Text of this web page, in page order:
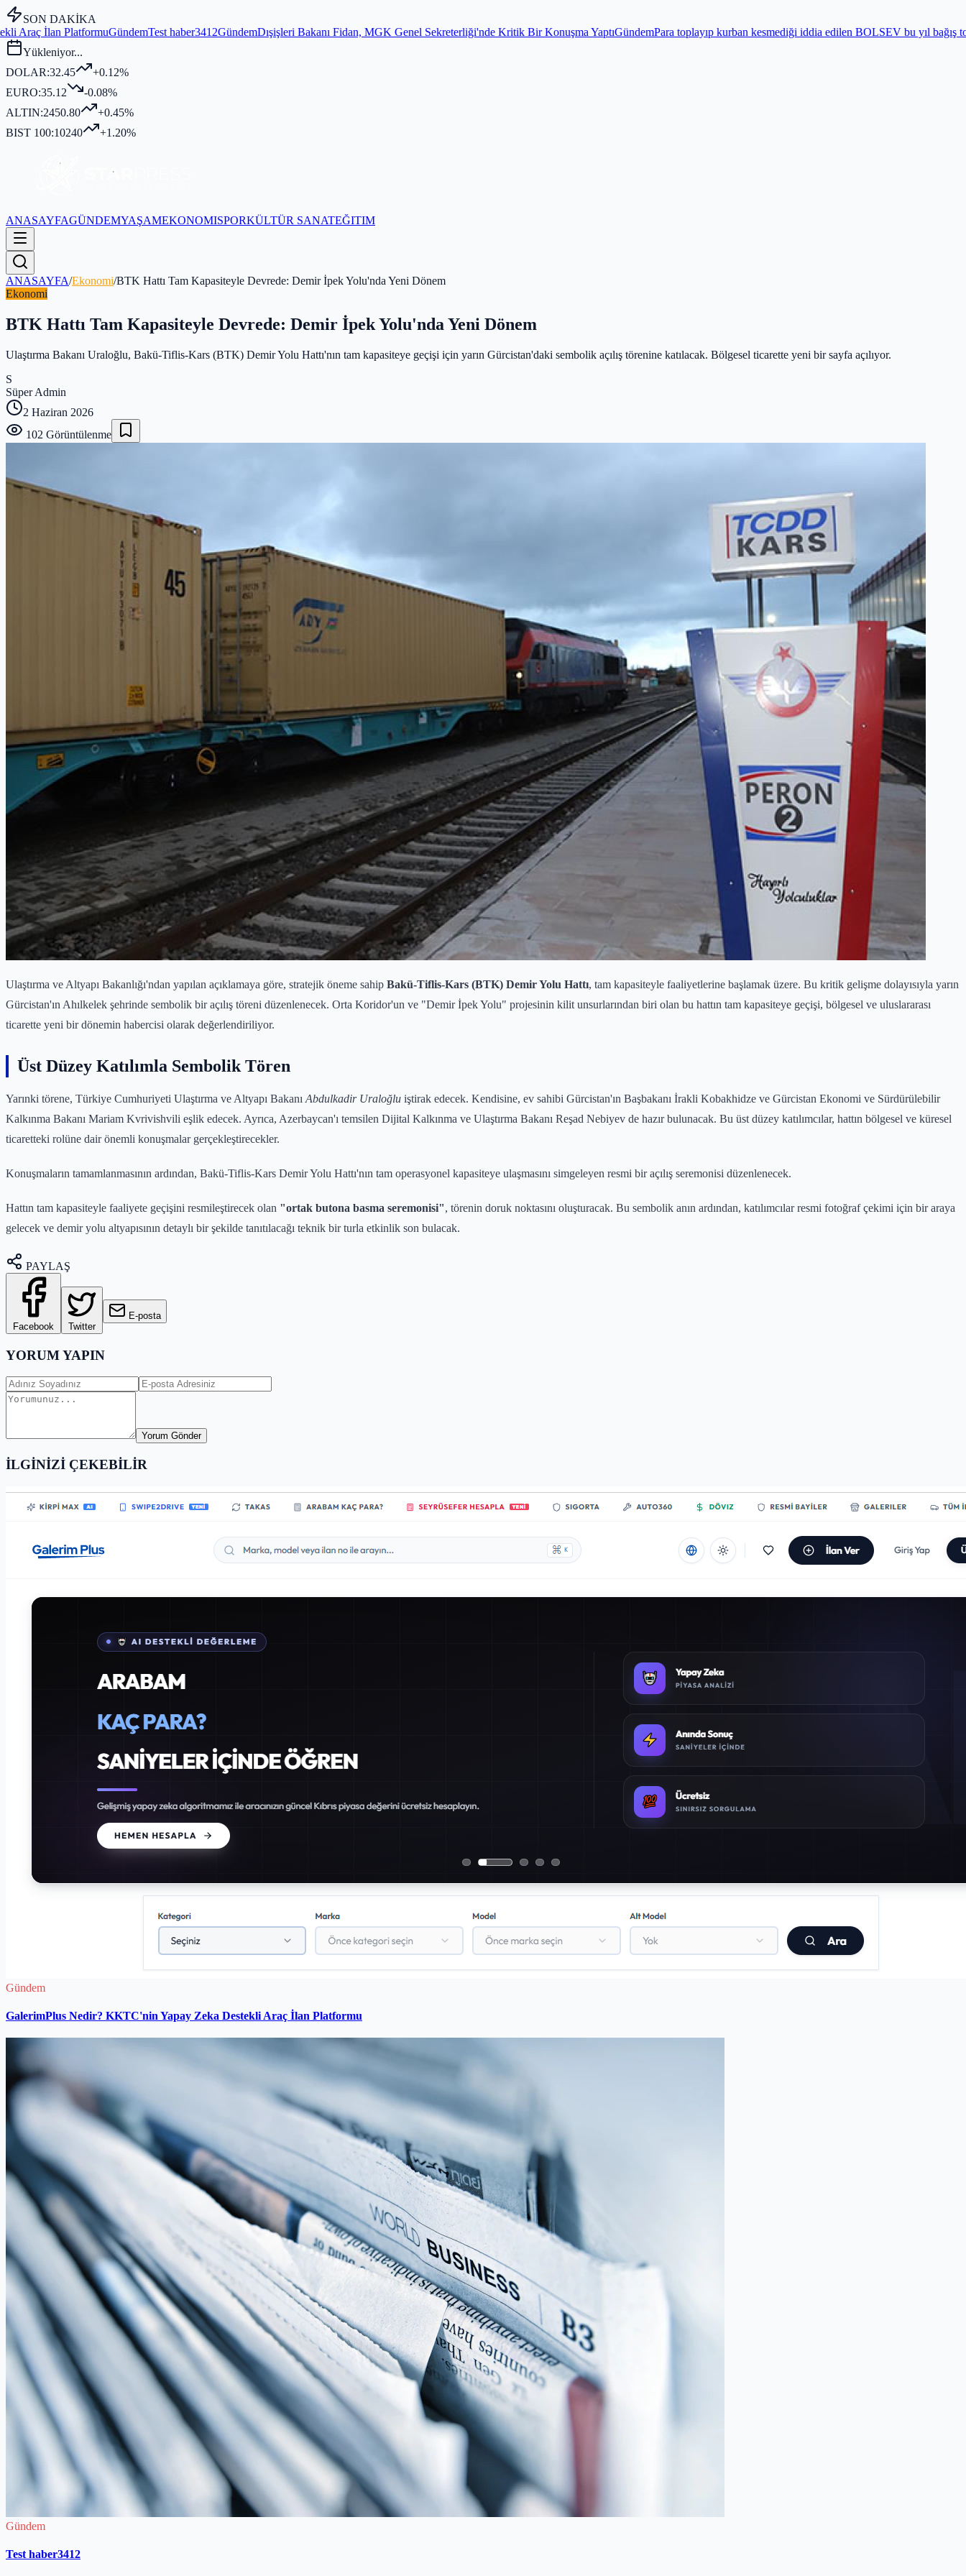
SON DAKİKA
GündemTest haber3412GündemDışişleri Bakanı Fidan, MGK Genel Sekreterliği'nde Kritik Bir Konuşma YaptıGündemPara toplayıp kurban kesmediği iddia edilen BOLSEV bu yıl bağış toplamadıGündem
Yükleniyor...
DOLAR:32.45
+0.12%
EURO:35.12
-0.08%
ALTIN:2450.80
+0.45%
BIST 100:10240 +1.20%
ANASAYFAGÜNDEMYAŞAMEKONOMISPORKÜLTÜR SANATEĞITIM
ANASAYFA/Ekonomi/BTK Hattı Tam Kapasiteyle Devrede: Demir İpek Yolu'nda Yeni Dönem
Ekonomi
BTK Hattı Tam Kapasiteyle Devrede: Demir İpek Yolu'nda Yeni Dönem
Ulaştırma Bakanı Uraloğlu, Bakü-Tiflis-Kars (BTK) Demir Yolu Hattı'nın tam kapasiteye geçişi için yarın Gürcistan'daki sembolik açılış törenine katılacak. Bölgesel ticarette yeni bir sayfa açılıyor.
S
Süper Admin
2 Haziran 2026
102 Görüntülenme
Ulaştırma ve Altyapı Bakanlığı'ndan yapılan açıklamaya göre, stratejik öneme sahip Bakü-Tiflis-Kars (BTK) Demir Yolu Hattı, tam kapasiteyle faaliyetlerine başlamak üzere. Bu kritik gelişme dolayısıyla yarın
Gürcistan'ın Ahılkelek şehrinde sembolik bir açılış töreni düzenlenecek. Orta Koridor'un ve "Demir İpek Yolu" projesinin kilit unsurlarından biri olan bu hattın tam kapasiteye geçişi, bölgesel ve uluslararası
ticarette yeni bir dönemin habercisi olarak değerlendiriliyor.
Üst Düzey Katılımla Sembolik Tören
Yarınki törene, Türkiye Cumhuriyeti Ulaştırma ve Altyapı Bakanı Abdulkadir Uraloğlu iştirak edecek. Kendisine, ev sahibi Gürcistan'ın Başbakanı İrakli Kobakhidze ve Gürcistan Ekonomi ve Sürdürülebilir
Kalkınma Bakanı Mariam Kvrivishvili eşlik edecek. Ayrıca, Azerbaycan'ı temsilen Dijital Kalkınma ve Ulaştırma Bakanı Reşad Nebiyev de hazır bulunacak. Bu üst düzey katılımcılar, hattın bölgesel ve küresel
ticaretteki rolüne dair önemli konuşmalar gerçekleştirecekler.
Konuşmaların tamamlanmasının ardından, Bakü-Tiflis-Kars Demir Yolu Hattı'nın tam operasyonel kapasiteye ulaşmasını simgeleyen resmi bir açılış seremonisi düzenlenecek.
Hattın tam kapasiteyle faaliyete geçişini resmileştirecek olan "ortak butona basma seremonisi", törenin doruk noktasını oluşturacak. Bu sembolik anın ardından, katılımcılar resmi fotoğraf çekimi için bir araya
gelecek ve demir yolu altyapısının detaylı bir şekilde tanıtılacağı teknik bir turla etkinlik son bulacak.
PAYLAŞ
Facebook Twitter
E-posta
YORUM YAPIN
Yorum Gönder
İLGİNİZİ ÇEKEBİLİR
Gündem
GalerimPlus Nedir? KKTC'nin Yapay Zeka Destekli Araç İlan Platformu
Gündem
Test haber3412